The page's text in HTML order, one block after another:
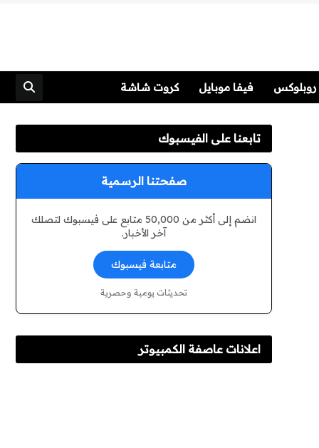
روبلوكس فيفا موبايل كروت شاشة
تابعنا على الفيسبوك
صفحتنا الرسمية
انضم إلى أكثر من 50,000 متابع على فيسبوك لتصلك
آخر الأخبار.
متابعة فيسبوك
تحديثات يومية وحصرية
اعلانات عاصفة الكمبيوتر